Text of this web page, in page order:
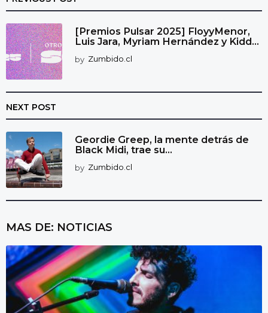
[Premios Pulsar 2025] FloyyMenor,
Luis Jara, Myriam Hernández y Kidd...
by Zumbido.cl
NEXT POST
Geordie Greep, la mente detrás de
Black Midi, trae su...
by Zumbido.cl
MAS DE: NOTICIAS